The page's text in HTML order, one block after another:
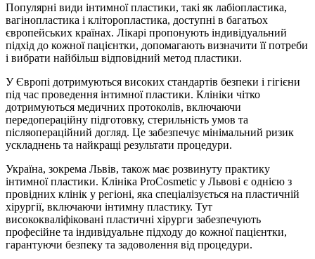
Популярні види інтимної пластики, такі як лабіопластика,
вагінопластика і кліторопластика, доступні в багатьох
європейських країнах. Лікарі пропонують індивідуальний
підхід до кожної пацієнтки, допомагають визначити її потреби
і вибрати найбільш відповідний метод пластики.
У Європі дотримуються високих стандартів безпеки і гігієни
під час проведення інтимної пластики. Клініки чітко
дотримуються медичних протоколів, включаючи
передопераційну підготовку, стерильність умов та
післяопераційний догляд. Це забезпечує мінімальний ризик
ускладнень та найкращі результати процедури.
Україна, зокрема Львів, також має розвинуту практику
інтимної пластики. Клініка ProCosmetic у Львові є однією з
провідних клінік у регіоні, яка спеціалізується на пластичній
хірургії, включаючи інтимну пластику. Тут
висококваліфіковані пластичні хірурги забезпечують
професійне та індивідуальне підходу до кожної пацієнтки,
гарантуючи безпеку та задоволення від процедури.